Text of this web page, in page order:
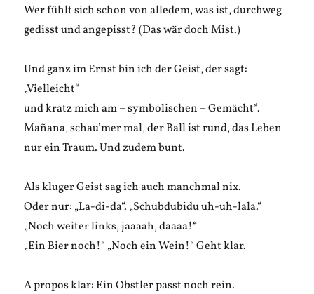
Wer fühlt sich schon von alledem, was ist, durchweg
gedisst und angepisst? (Das wär doch Mist.)
Und ganz im Ernst bin ich der Geist, der sagt:
„Vielleicht“
und kratz mich am – symbolischen – Gemächt*.
Mañana, schau’mer mal, der Ball ist rund, das Leben
nur ein Traum. Und zudem bunt.
Als kluger Geist sag ich auch manchmal nix.
Oder nur: „La-di-da“. „Schubdubidu uh-uh-lala.“
„Noch weiter links, jaaaah, daaaa!“
„Ein Bier noch!“ „Noch ein Wein!“ Geht klar.
A propos klar: Ein Obstler passt noch rein.